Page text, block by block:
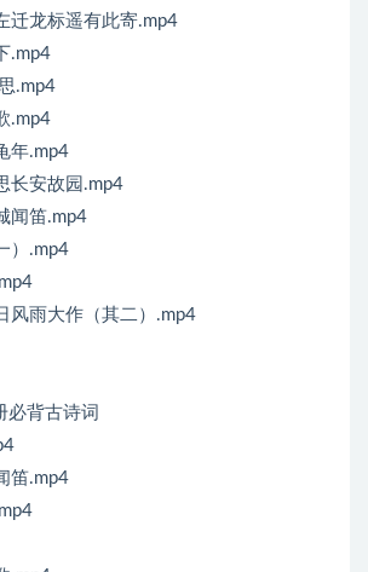
迁龙标遥有此寄.mp4
.mp4
.mp4
.mp4
年.mp4
长安故园.mp4
闻笛.mp4
）.mp4
风雨大作（其二）.mp4
必背古诗词
笛.mp4